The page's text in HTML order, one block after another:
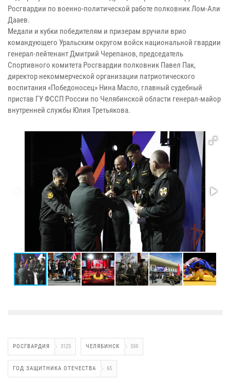
Росгвардии по военно-политической работе полковник Лом-Али
Дааев.
Медали и кубки победителям и призерам вручили врио
командующего Уральским округом войск национальной гвардии
генерал-лейтенант Дмитрий Черепанов, председатель
Спортивного комитета Росгвардии полковник Павел Пак,
директор некоммерческой организации патриотического
воспитания «Победоносец» Нина Масло, главный судебный
пристав ГУ ФССП России по Челябинской области генерал-майор
внутренней службы Юлия Третьякова.
РОСГВАРДИЯ 3125 ЧЕЛЯБИНСК 559
ГОД ЗАЩИТНИКА ОТЕЧЕСТВА 65